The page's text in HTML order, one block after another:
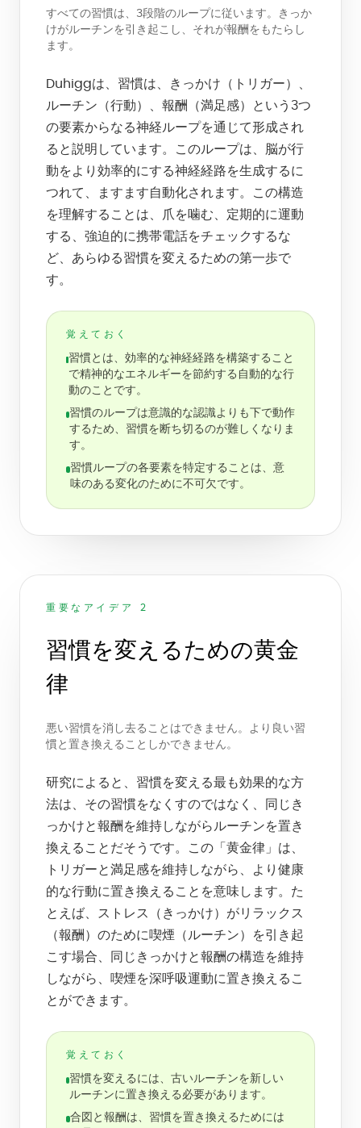
すべての習慣は、3段階のループに従います。きっか
けがルーチンを引き起こし、それが報酬をもたらし
ます。
Duhiggは、習慣は、きっかけ（トリガー）、
ルーチン（行動）、報酬（満足感）という3つ
の要素からなる神経ループを通じて形成され
ると説明しています。このループは、脳が行
動をより効率的にする神経経路を生成するに
つれて、ますます自動化されます。この構造
を理解することは、爪を噛む、定期的に運動
する、強迫的に携帯電話をチェックするな
ど、あらゆる習慣を変えるための第一歩で
す。
覚えておく
習慣とは、効率的な神経経路を構築すること
で精神的なエネルギーを節約する自動的な行
動のことです。
習慣のループは意識的な認識よりも下で動作
するため、習慣を断ち切るのが難しくなりま
す。
習慣ループの各要素を特定することは、意
味のある変化のために不可欠です。
重要なアイデア 2
習慣を変えるための黄金
律
悪い習慣を消し去ることはできません。より良い習
慣と置き換えることしかできません。
研究によると、習慣を変える最も効果的な方
法は、その習慣をなくすのではなく、同じき
っかけと報酬を維持しながらルーチンを置き
換えることだそうです。この「黄金律」は、
トリガーと満足感を維持しながら、より健康
的な行動に置き換えることを意味します。た
とえば、ストレス（きっかけ）がリラックス
（報酬）のために喫煙（ルーチン）を引き起
こす場合、同じきっかけと報酬の構造を維持
しながら、喫煙を深呼吸運動に置き換えるこ
とができます。
覚えておく
習慣を変えるには、古いルーチンを新しい
ルーチンに置き換える必要があります。
合図と報酬は、習慣を置き換えるためには